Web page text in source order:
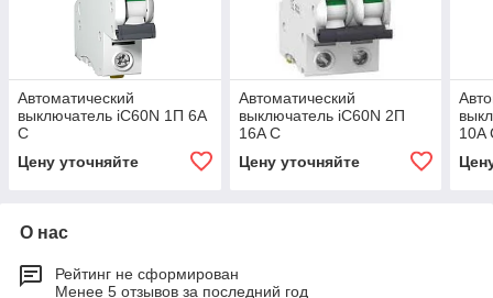
Автоматический
выключатель iC60N 1П 6A
C
Цену уточняйте
Автоматический
выключатель iC60N 2П
16A C
Цену уточняйте
10A
О нас
Рейтинг не сформирован
Менее 5 отзывов за последний год